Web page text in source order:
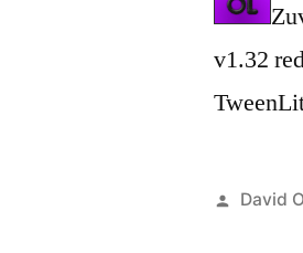
v1.32
Posted
David